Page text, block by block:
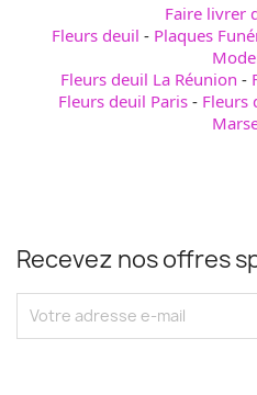
Faire livrer
Fleurs deuil - Plaques
Fleurs deuil La Réunion -
Fleurs deuil Paris - Fleurs
Recevez nos offres